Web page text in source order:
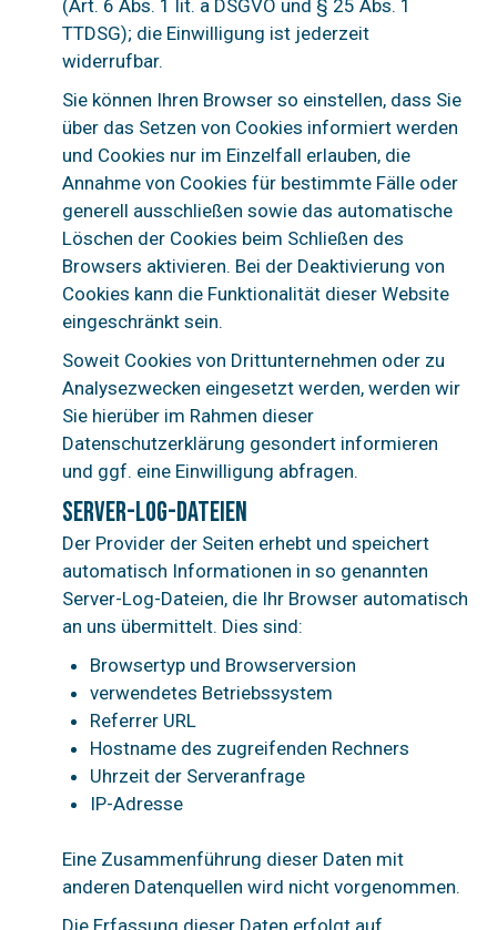
(Art. 6 Abs. 1 lit. a DSGVO und § 25 Abs. 1
TTDSG); die Einwilligung ist jederzeit
widerrufbar.
Sie können Ihren Browser so einstellen, dass Sie
über das Setzen von Cookies informiert werden
und Cookies nur im Einzelfall erlauben, die
Annahme von Cookies für bestimmte Fälle oder
generell ausschließen sowie das automatische
Löschen der Cookies beim Schließen des
Browsers aktivieren. Bei der Deaktivierung von
Cookies kann die Funktionalität dieser Website
eingeschränkt sein.
Soweit Cookies von Drittunternehmen oder zu
Analysezwecken eingesetzt werden, werden wir
Sie hierüber im Rahmen dieser
Datenschutzerklärung gesondert informieren
und ggf. eine Einwilligung abfragen.
Server-Log-Dateien
Der Provider der Seiten erhebt und speichert
automatisch Informationen in so genannten
Server-Log-Dateien, die Ihr Browser automatisch
an uns übermittelt. Dies sind:
Browsertyp und Browserversion
verwendetes Betriebssystem
Referrer URL
Hostname des zugreifenden Rechners
Uhrzeit der Serveranfrage
IP-Adresse
Eine Zusammenführung dieser Daten mit
anderen Datenquellen wird nicht vorgenommen.
Die Erfassung dieser Daten erfolgt auf